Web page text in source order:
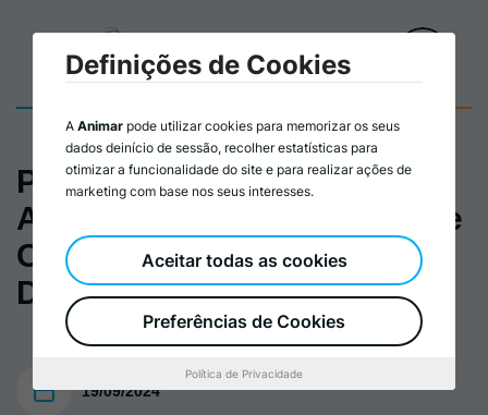
Plano de Ação | Formação
Agentes de Turismo de Base
Comunitária para o
Desenvolvimento Local
19/09/2024
Definições de Cookies
A Animar pode utilizar cookies para memorizar os seus
dados deinício de sessão, recolher estatísticas para
otimizar a funcionalidade do site e para realizar ações de
marketing com base nos seus interesses.
Preferências de Cookies
Aceitar todas as cookies
Política de Privacidade